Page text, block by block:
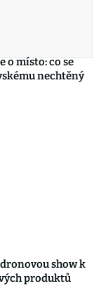
o místo: co se
nechtěný
show k
produktů